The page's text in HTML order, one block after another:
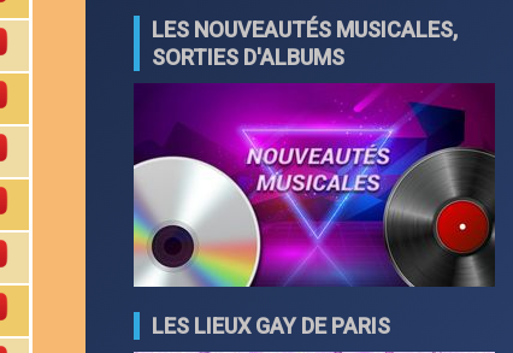
LES NOUVEAUTÉS MUSICALES,
SORTIES D'ALBUMS
LES LIEUX GAY DE PARIS